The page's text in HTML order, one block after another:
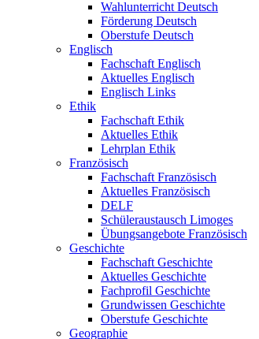
Wahlunterricht Deutsch
Förderung Deutsch
Oberstufe Deutsch
Englisch
Fachschaft Englisch
Aktuelles Englisch
Englisch Links
Ethik
Fachschaft Ethik
Aktuelles Ethik
Lehrplan Ethik
Französisch
Fachschaft Französisch
Aktuelles Französisch
DELF
Schüleraustausch Limoges
Übungsangebote Französisch
Geschichte
Fachschaft Geschichte
Aktuelles Geschichte
Fachprofil Geschichte
Grundwissen Geschichte
Oberstufe Geschichte
Geographie